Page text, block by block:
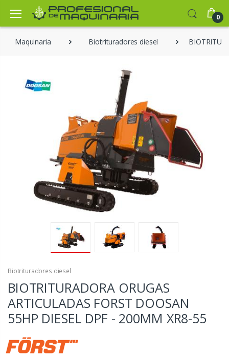
0
Maquinaria Biotrituradores diesel
Biotrituradores diesel
BIOTRITURADORA ORUGAS
ARTICULADAS FORST DOOSAN
55HP DIESEL DPF - 200MM XR8-55